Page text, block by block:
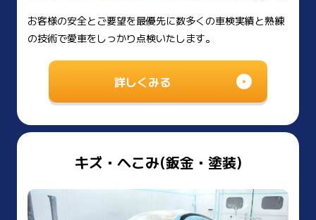
お客様の安全とご要望を最優先に数多くの車検実績と熟練
の技術で愛車をしっかり点検いたします。
詳しくみる
キズ・へこみ(鈑金・塗装)